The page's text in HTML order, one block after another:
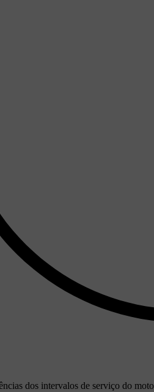
dos intervalos de serviço do